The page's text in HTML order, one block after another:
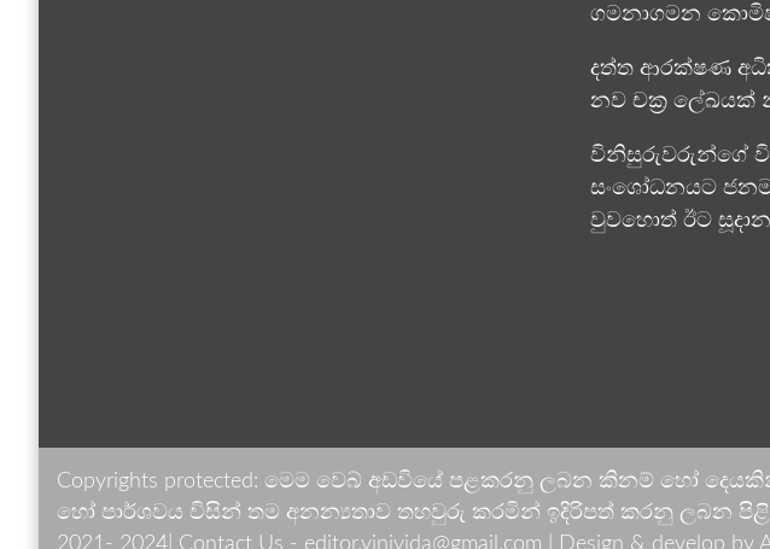
ගමනාගමන
දත්ත ආරක්ෂණ
නව චක්‍ර ලේඛයක්
විනිසුරුවරුන්ගේ
සංශෝධනයට
වුවහොත් ඊට
Copyrights protected: මෙම වෙබ් අඩවියේ පළකරනු ලබන කිනම් හෝ
හෝ පාර්ශවය විසින් තම අනන්‍යතාව තහවුරු කරමින් ඉදිරිපත් කරනු ලබන
2021- 2024| Contact Us - editor.vinivida@gmail.com |
Design & develop by